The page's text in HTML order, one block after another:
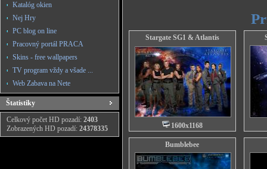
Katalóg okien
Nej Hry
PC blog on line
Pracovný portál PRACA
Skins - free wallpapers
TV program vždy a všade ...
Web Zabava na Nete
Štatistiky
Celkový počet HD pozadí: 2403
Zobrazených HD pozadí: 24378335
Stargate SG1 & Atlantis
1600x1168
Bumblebee